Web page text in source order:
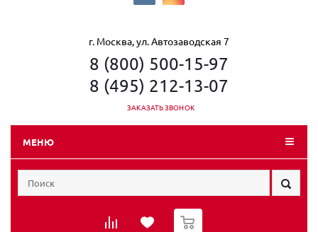
г. Москва, ул. Автозаводская 7
8 (800) 500-15-97
8 (495) 212-13-07
ЗАКАЗАТЬ ЗВОНОК
МЕНЮ
0